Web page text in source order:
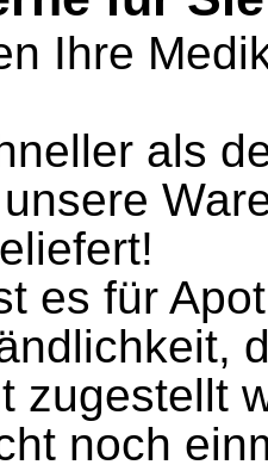
Ihre
als
es für
zugestellt
noch